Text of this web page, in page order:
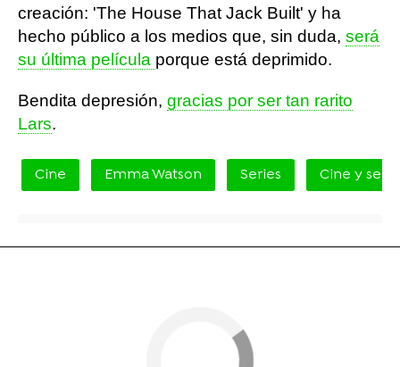
creación: 'The House That Jack Built' y ha
hecho público a los medios que, sin duda, será
su última película porque está deprimido.
Bendita depresión, gracias por ser tan rarito
Lars.
Cine Emma Watson Series Cine y